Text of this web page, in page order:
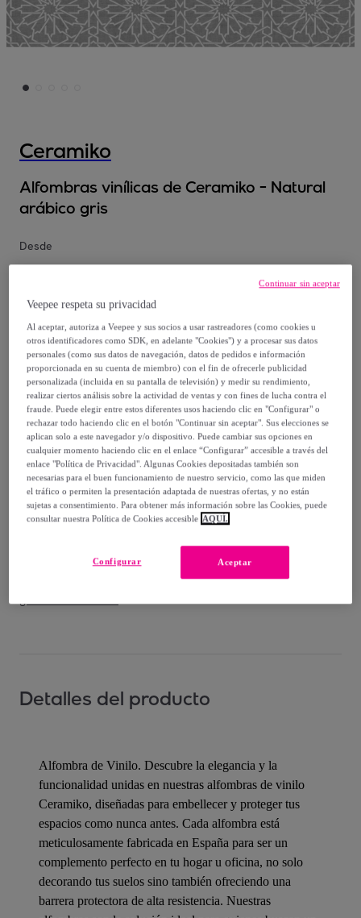
Ceramiko
Alfombras vinílicas de Ceramiko - Natural
arábico gris
Desde
50,00 €
-38%
Vendido porCeramiko.es
Entrega
Entrega desde3,94 €
Gratis desde 99 € de compra
Entrega: Entre el
Detalles del producto
Alfombra de Vinilo. Descubre la elegancia y la
funcionalidad unidas en nuestras alfombras de vinilo
Ceramiko, diseñadas para embellecer y proteger tus
espacios como nunca antes. Cada alfombra está
meticulosamente fabricada en España para ser un
complemento perfecto en tu hogar u oficina, no solo
decorando tus suelos sino también ofreciendo una
barrera protectora de alta resistencia. Nuestras
Veepee respeta su privacidad
Al aceptar, autoriza a Veepee y sus socios a usar rastreadores (como cookies u
otros identificadores como SDK, en adelante "Cookies") y a procesar sus datos
personales (como sus datos de navegación, datos de pedidos e información
proporcionada en su cuenta de miembro) con el fin de ofrecerle publicidad
personalizada (incluida en su pantalla de televisión) y medir su rendimiento,
realizar ciertos análisis sobre la actividad de ventas y con fines de lucha contra el
fraude. Puede elegir entre estos diferentes usos haciendo clic en "Configurar" o
rechazar todo haciendo clic en el botón "Continuar sin aceptar". Sus elecciones se
aplican solo a este navegador y/o dispositivo. Puede cambiar sus opciones en
cualquier momento haciendo clic en el enlace “Configurar” accesible a través del
enlace "Política de Privacidad". Algunas Cookies depositadas también son
necesarias para el buen funcionamiento de nuestro servicio, como las que miden
el tráfico o permiten la presentación adaptada de nuestras ofertas, y no están
sujetas a consentimiento. Para obtener más información sobre las Cookies, puede
consultar nuestra Política de Cookies accesible AQUÍ.
Aceptar
Configurar
Continuar sin aceptar